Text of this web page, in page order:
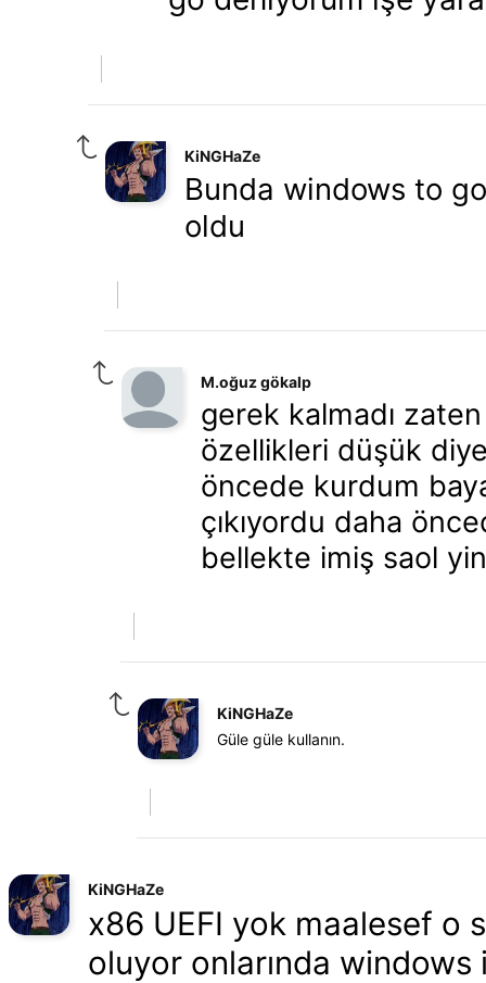
KiNGHaZe
Bunda windows to
oldu
M.oğuz gökalp
gerek kalmadı
özellikleri düşük diye
öncede kurdum
çıkıyordu daha
bellekte imiş saol
KiNGHaZe
Güle güle kullanın.
KiNGHaZe
x86 UEFI yok maalesef o
oluyor onlarında windows